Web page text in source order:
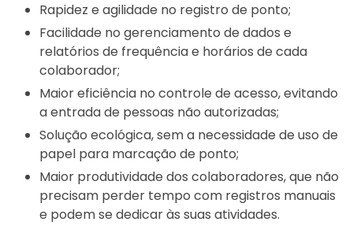
Rapidez e agilidade no registro de ponto;
Facilidade no gerenciamento de dados e
relatórios de frequência e horários de cada
colaborador;
Maior eficiência no controle de acesso, evitando
a entrada de pessoas não autorizadas;
Solução ecológica, sem a necessidade de uso de
papel para marcação de ponto;
Maior produtividade dos colaboradores, que não
precisam perder tempo com registros manuais
e podem se dedicar às suas atividades.